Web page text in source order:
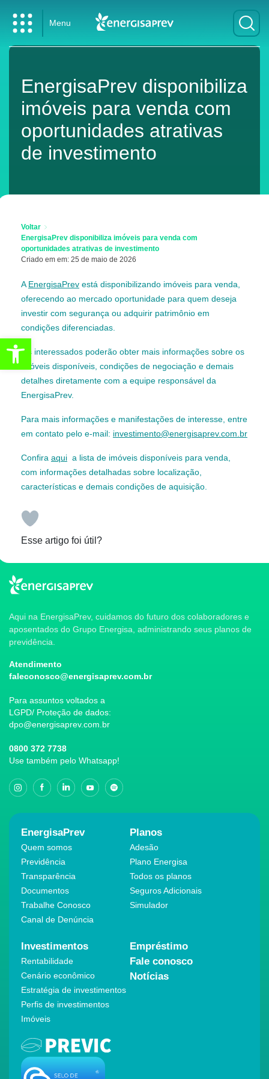
Menu
EnergisaPrev disponibiliza
imóveis para venda com
oportunidades atrativas
de investimento
Voltar
EnergisaPrev disponibiliza imóveis para venda com
oportunidades atrativas de investimento
Criado em em: 25 de maio de 2026
A EnergisaPrev está disponibilizando imóveis para venda,
oferecendo ao mercado oportunidade para quem deseja
investir com segurança ou adquirir patrimônio em
condições diferenciadas.
Os interessados poderão obter mais informações sobre os
imóveis disponíveis, condições de negociação e demais
detalhes diretamente com a equipe responsável da
EnergisaPrev.
Para mais informações e manifestações de interesse, entre
em contato pelo e-mail: investimento@energisaprev.com.br
Confira aqui a lista de imóveis disponíveis para venda,
com informações detalhadas sobre localização,
características e demais condições de aquisição.
Esse artigo foi útil?
Aqui na EnergisaPrev, cuidamos do futuro dos colaboradores e
aposentados do Grupo Energisa, administrando seus planos de
previdência.
Atendimento
faleconosco@energisaprev.com.br
Para assuntos voltados a
LGPD/ Proteção de dados:
dpo@energisaprev.com.br
0800 372 7738
Use também pelo Whatsapp!
EnergisaPrev
Quem somos
Previdência
Transparência
Documentos
Trabalhe Conosco
Canal de Denúncia
Planos
Adesão
Plano Energisa
Todos os planos
Seguros Adicionais
Simulador
Investimentos
Rentabilidade
Cenário econômico
Estratégia de investimentos
Perfis de investimentos
Imóveis
Empréstimo
Fale conosco
Notícias
Abrir a barra de ferramentas